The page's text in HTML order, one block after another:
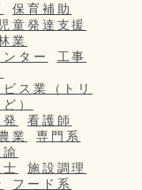
保育補助
児童発達支援
業
ター
工事
ス業（トリ
）
看護師
業
専門系
施設調理
フード系